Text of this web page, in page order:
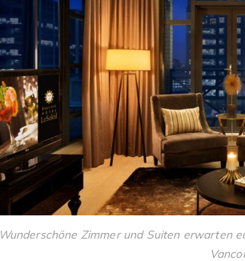
Wunderschöne Zimmer und Suiten erwarten